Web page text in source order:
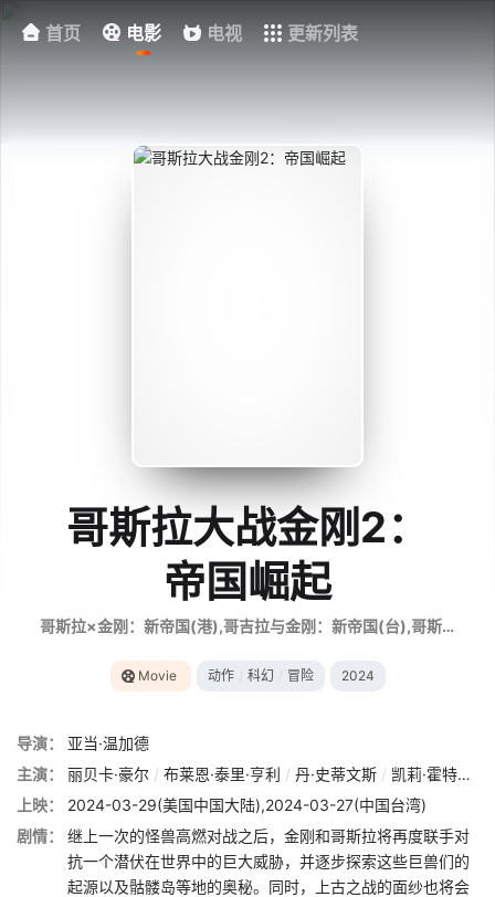
首页 电影 电视 更新列表
哥斯拉大战金刚2：
帝国崛起
哥斯拉×金刚：新帝国(港),哥吉拉与金刚：新帝国(台),哥斯拉大战金刚2,金刚之子,Godzilla vs. Kong 2,Godzilla and Kong,Godzilla vs Kong: The New Empire,ゴジラxコング 新たなる帝国
Movie 动作 科幻 冒险 2024
导演：
亚当·温加德
主演：
丽贝卡·豪尔 / 布莱恩·泰里·亨利 / 丹·史蒂文斯 / 凯莉·霍特尔
上映：
2024-03-29(美国中国大陆),2024-03-27(中国台湾)
剧情：
继上一次的怪兽高燃对战之后，金刚和哥斯拉将再度联手对
抗一个潜伏在世界中的巨大威胁，并逐步探索这些巨兽们的
起源以及骷髅岛等地的奥秘。同时，上古之战的面纱也将会